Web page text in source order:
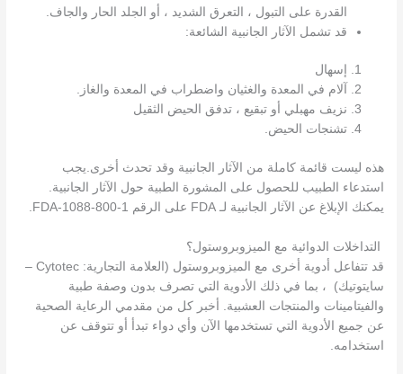
القدرة على التبول ، التعرق الشديد ، أو الجلد الحار والجاف.
قد تشمل الآثار الجانبية الشائعة:
إسهال
آلام في المعدة والغثيان واضطراب في المعدة والغاز.
نزيف مهبلي أو تبقيع ، تدفق الحيض الثقيل
تشنجات الحيض.
هذه ليست قائمة كاملة من الآثار الجانبية وقد تحدث أخرى.يجب
استدعاء الطبيب للحصول على المشورة الطبية حول الآثار الجانبية.
يمكنك الإبلاغ عن الآثار الجانبية لـ FDA على الرقم 1-800-FDA-1088.
التداخلات الدوائية مع الميزوبروستول؟
قد تتفاعل أدوية أخرى مع الميزوبروستول (العلامة التجارية: Cytotec –
سايتوتيك) ، بما في ذلك الأدوية التي تصرف بدون وصفة طبية
والفيتامينات والمنتجات العشبية. أخبر كل من مقدمي الرعاية الصحية
عن جميع الأدوية التي تستخدمها الآن وأي دواء تبدأ أو تتوقف عن
استخدامه.